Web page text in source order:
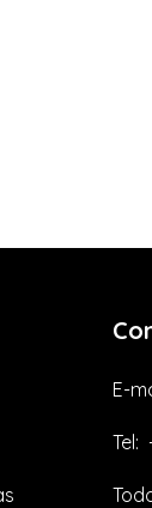
E-
Tel: